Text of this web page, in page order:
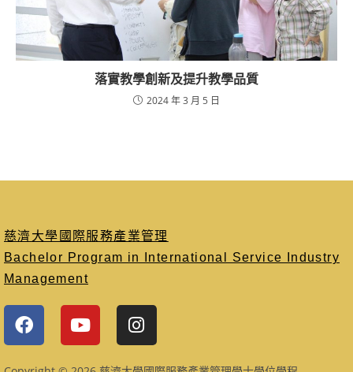
落實教學創新及提升教學品質
2024 年 3 月 5 日
慈濟大學國際服務產業管理
Bachelor Program in International Service Industry
Management